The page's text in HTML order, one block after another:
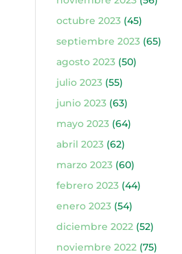
octubre 2023(45)
septiembre 2023(65)
agosto 2023(50)
julio 2023(55)
junio 2023(63)
mayo 2023(64)
abril 2023(62)
marzo 2023(60)
febrero 2023(44)
enero 2023(54)
diciembre 2022(52)
noviembre 2022(75)